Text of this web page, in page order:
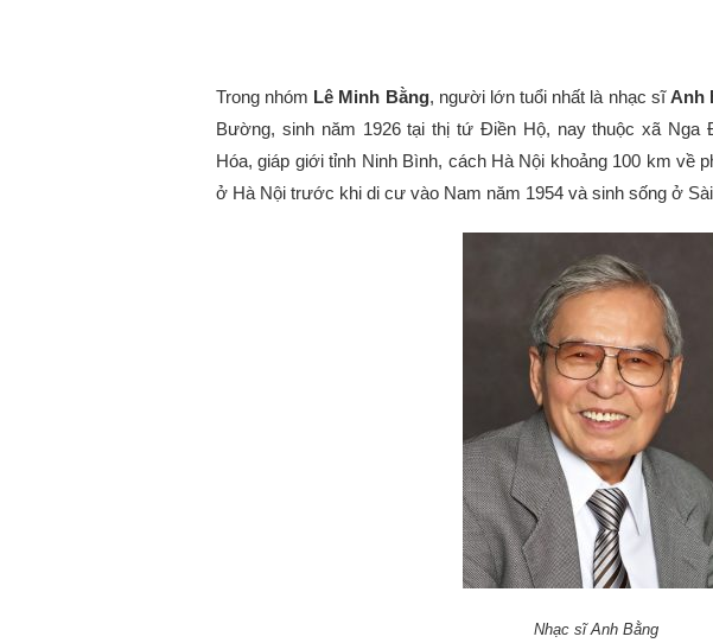
Trong nhóm Lê Minh Bằng, người lớn tuổi nhất là nhạc sĩAnh
Bường, sinh năm 1926 tại thị tứ Điền Hộ, nay thuộc xã Nga
Hóa, giáp giới tỉnh Ninh Bình, cách Hà Nội khoảng 100 km về
ở Hà Nội trước khi di cư vào Nam năm 1954 và sinh sống ở
Nhạc sĩ Anh Bằng